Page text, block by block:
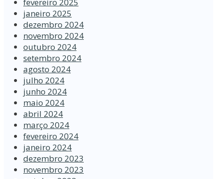
janeiro 2025
dezembro 2024
novembro 2024
outubro 2024
setembro 2024
agosto 2024
julho 2024
junho 2024
maio 2024
abril 2024
março 2024
fevereiro 2024
janeiro 2024
dezembro 2023
novembro 2023